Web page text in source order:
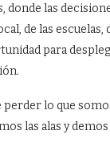
donde las
de las escuelas,
para
perder lo que
las alas y